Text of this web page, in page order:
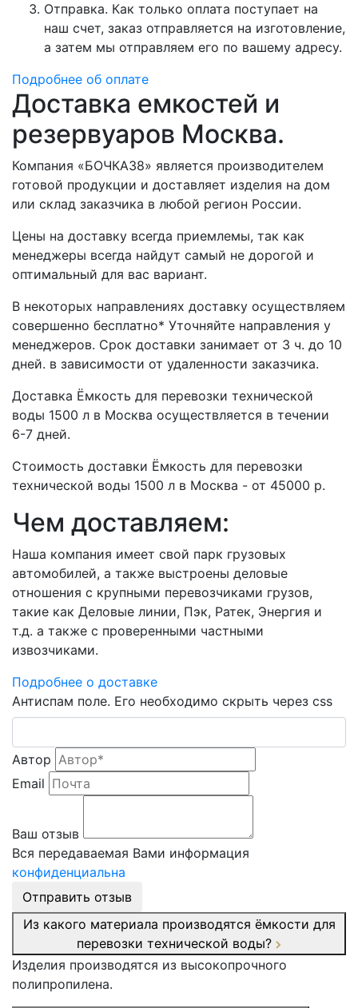
Отправка. Как только оплата поступает на
наш счет, заказ отправляется на изготовление,
а затем мы отправляем его по вашему адресу.
Подробнее об оплате
Доставка емкостей и
резервуаров Москва.
Компания «БОЧКА38» является производителем
готовой продукции и доставляет изделия на дом
или склад заказчика в любой регион России.
Цены на доставку всегда приемлемы, так как
менеджеры всегда найдут самый не дорогой и
оптимальный для вас вариант.
В некоторых направлениях доставку осуществляем
совершенно бесплатно* Уточняйте направления у
менеджеров. Срок доставки занимает от 3 ч. до 10
дней. в зависимости от удаленности заказчика.
Доставка Ёмкость для перевозки технической
воды 1500 л в Москва осуществляется в течении
6-7 дней.
Стоимость доставки Ёмкость для перевозки
технической воды 1500 л в Москва - от 45000 р.
Чем доставляем:
Наша компания имеет свой парк грузовых
автомобилей, а также выстроены деловые
отношения с крупными перевозчиками грузов,
такие как Деловые линии, Пэк, Ратек, Энергия и
т.д. а также с проверенными частными
извозчиками.
Подробнее о доставке
Антиспам поле. Его необходимо скрыть через css
Автор
Email
Ваш отзыв
Вся передаваемая Вами информация
конфиденциальна
Отправить отзыв
Из какого материала производятся ёмкости для
перевозки технической воды?
Изделия производятся из высокопрочного
полипропилена.